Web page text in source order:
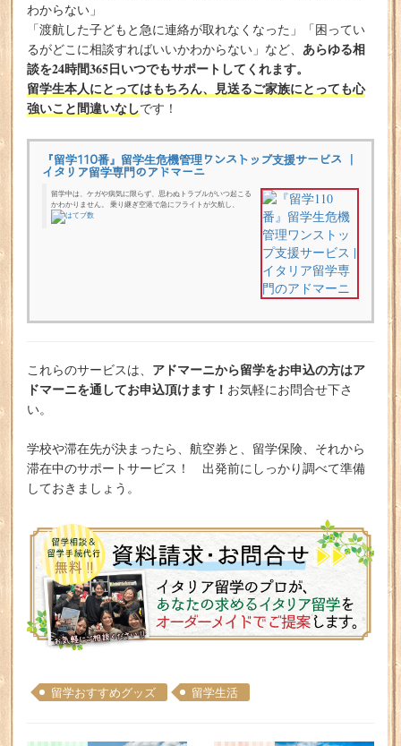
わからない」
「渡航した子どもと急に連絡が取れなくなった」「困ってい
るがどこに相談すればいいかわからない」など、 あらゆる相
談を24時間365日いつでもサポートしてくれます。
留学生本人にとってはもちろん、見送るご家族にとっても心
強いこと間違いなしです！
『留学110番』留学生危機管理ワンストップ支援サービス |
イタリア留学専門のアドマーニ
留学中は、ケガや病気に限らず、思わぬトラブルがいつ起こる
かわかりません。 乗り継ぎ空港で急にフライトが欠航し、
これらのサービスは、 アドマーニから留学をお申込の方はア
ドマーニを通してお申込頂けます！ お気軽にお問合せ下さ
い。
学校や滞在先が決まったら、航空券と、留学保険、それから
滞在中のサポートサービス！ 出発前にしっかり調べて準備
しておきましょう。
留学おすすめグッズ 留学生活